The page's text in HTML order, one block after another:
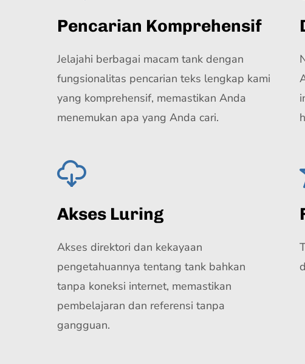
Pencarian Komprehensif
Jelajahi berbagai macam tank dengan
fungsionalitas pencarian teks lengkap kami
yang komprehensif, memastikan Anda
menemukan apa yang Anda cari.
Akses Luring
Akses direktori dan kekayaan
pengetahuannya tentang tank bahkan
tanpa koneksi internet, memastikan
pembelajaran dan referensi tanpa
gangguan.